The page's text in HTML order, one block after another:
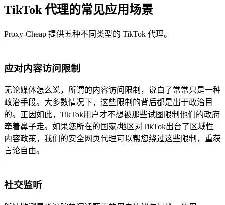
TikTok 代理的常见应用场景
Proxy-Cheap 提供五种不同类型的 TikTok 代理。
应对内容访问限制
无论媒体怎么说，所谓的内容访问限制，说白了常常只是一种
政治手段。大多数情况下，这些限制的背后都是出于政治目
的。正因如此，TikTok用户才不想被那些试图限制他们的政府
牵着鼻子走。如果您所在的国家/地区对TikTok出台了区域性
内容政策，我们的安全网页代理可以帮您绕过这些限制，重获
言论自由。
社交监听